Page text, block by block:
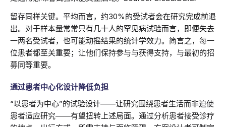
留存同样关键。平均而言，约30%的受试者会在研究完成前退
出。对于样本量常常只有几十人的罕见病试验而言，即便失去
一两名受试者，也可能动摇结果的统计学效力。简言之，每一
位患者都至关重要；让他们保持参与与获得支持，与最初的招
募同等重要。
通过患者中心化设计降低负担
“以患者为中心”的试验设计——让研究围绕患者生活而非迫使
患者适应研究——有望扭转上述局面。通过分析患者接受诊疗